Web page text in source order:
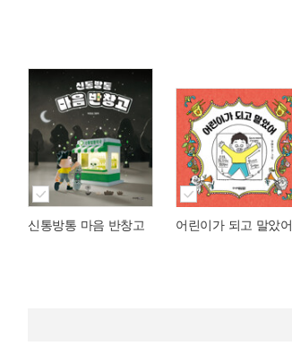
신통방통 마음 반창고 어린이가 되고 말았어